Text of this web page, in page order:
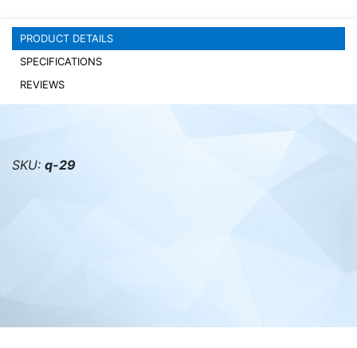
PC
PRODUCT DETAILS
SPECIFICATIONS
REVIEWS
SKU: q-29